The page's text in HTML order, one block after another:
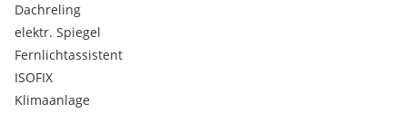
Dachreling
elektr. Spiegel
Fernlichtassistent
ISOFIX
Klimaanlage